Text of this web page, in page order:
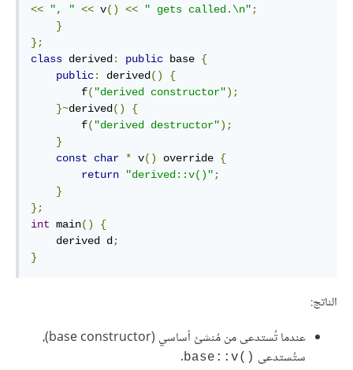
<<
", " << v() << " gets called.\n" ;
}
};
class derived : public base {
public: derived ()
{
        f
( "derived constructor");
}~derived ()
{
        f
( "derived destructor");
}
const
char * v() override {
return
"derived::v()" ;
}
};
int main()
{
    derived d
;
}
الناتج:
عندما تُستدعى من مُنشئ أساسي (base constructor)،
ستُستدعى base::v()‎
.